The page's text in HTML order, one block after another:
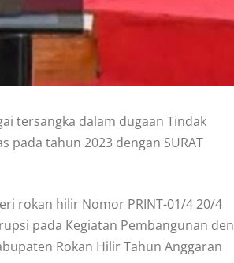
tersangka dalam dugaan Tindak
pada tahun 2023 dengan SURAT
rokan hilir Nomor PRINT-01/4 20/4
pada Kegiatan Pembangunan den
Rokan Hilir Tahun Anggaran